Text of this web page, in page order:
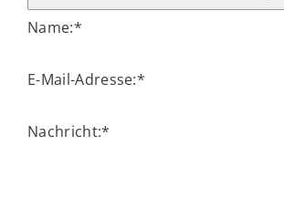
Name:*
E-Mail-Adresse:*
Nachricht:*